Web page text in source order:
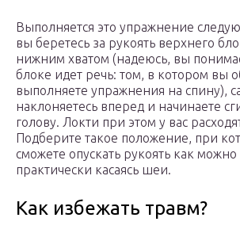
Выполняется это упражнение
вы беретесь за рукоять верхнего
нижним хватом (надеюсь, вы
блоке идет речь: том, в котором вы
выполняете упражнения на спину),
наклоняетесь вперед и начинаете
голову. Локти при этом у вас
Подберите такое положение, при
сможете опускать рукоять как
практически касаясь шеи.
Как избежать травм?